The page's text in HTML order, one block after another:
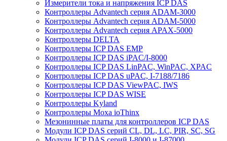
Измерители тока и напряжения ICP DAS
Контроллеры Advantech серия ADAM-3000
Контроллеры Advantech серия ADAM-5000
Контроллеры Advantech серия APAX-5000
Контроллеры DELTA
Контроллеры ICP DAS EMP
Контроллеры ICP DAS iPAC/I-8000
Контроллеры ICP DAS LinPAC, WinPAC, XPAC
Контроллеры ICP DAS uPAC, I-7188/7186
Контроллеры ICP DAS ViewPAC, IWS
Контроллеры ICP DAS WISE
Контроллеры Kyland
Контроллеры Moxa ioThinx
Мезонинные платы для контроллеров ICP DAS
Модули ICP DAS серий CL, DL, LC, PIR, SC, SG